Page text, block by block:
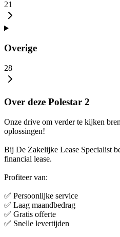
21
Overige
28
Over deze Polestar 2
Onze drive om verder te kijken
oplossingen!
Bij De Zakelijke Lease Specialist
financial lease.
Profiteer van:
✅ Persoonlijke service
✅ Laag maandbedrag
✅ Gratis offerte
✅ Snelle levertijden